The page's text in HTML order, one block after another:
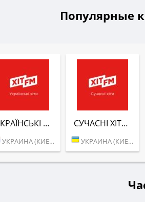
Популярные
УКРАЇНСЬКІ ХІТИ (ХІТ FM)
УКРАИНА (КИЕВ)
СУЧАСНІ ХІТИ (ХІТ FM)
УКРАИНА (КИЕВ)